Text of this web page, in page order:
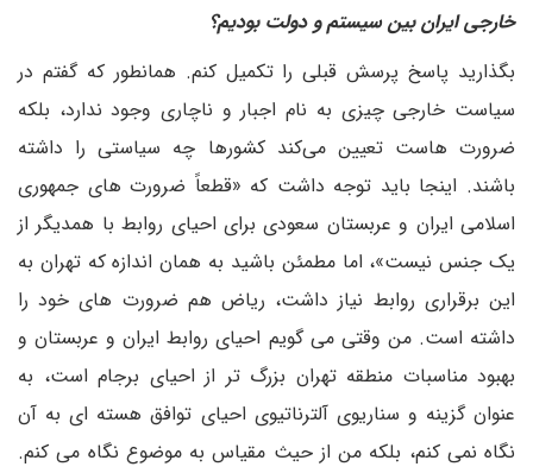
خارجی ایران بین سیستم و دولت بودیم؟
بگذارید پاسخ پرسش قبلی را تکمیل کنم. همانطور که گفتم در
سیاست خارجی چیزی به نام اجبار و ناچاری وجود ندارد، بلکه
ضرورت هاست تعیین می‌کند کشورها چه سیاستی را داشته
باشند. اینجا باید توجه داشت که «قطعاً ضرورت های جمهوری
اسلامی ایران و عربستان سعودی برای احیای روابط با همدیگر از
یک جنس نیست»، اما مطمئن باشید به همان اندازه که تهران به
این برقراری روابط نیاز داشت، ریاض هم ضرورت های خود را
داشته است. من وقتی می گویم احیای روابط ایران و عربستان و
بهبود مناسبات منطقه تهران بزرگ تر از احیای برجام است، به
عنوان گزینه و سناریوی آلترناتیوی احیای توافق هسته ای به آن
نگاه نمی کنم، بلکه من از حیث مقیاس به موضوع نگاه می کنم.